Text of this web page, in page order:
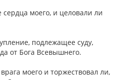
моего, и целовали ли
подлежащее суду,
от Бога Всевышнего.
моего и торжествовал ли,